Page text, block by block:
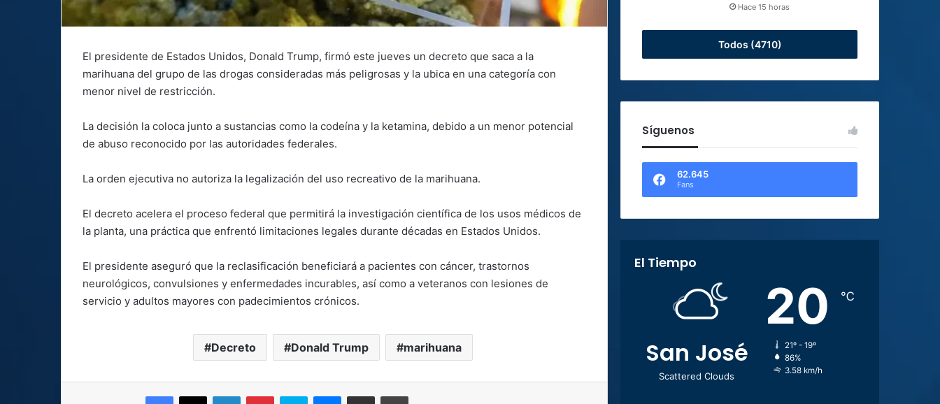
El presidente de Estados Unidos, Donald Trump, firmó este jueves un decreto que saca a la
marihuana del grupo de las drogas consideradas más peligrosas y la ubica en una categoría con
menor nivel de restricción.
La decisión la coloca junto a sustancias como la codeína y la ketamina, debido a un menor potencial
de abuso reconocido por las autoridades federales.
La orden ejecutiva no autoriza la legalización del uso recreativo de la marihuana.
El decreto acelera el proceso federal que permitirá la investigación científica de los usos médicos de
la planta, una práctica que enfrentó limitaciones legales durante décadas en Estados Unidos.
El presidente aseguró que la reclasificación beneficiará a pacientes con cáncer, trastornos
neurológicos, convulsiones y enfermedades incurables, así como a veteranos con lesiones de
servicio y adultos mayores con padecimientos crónicos.
Decreto Donald Trump marihuana
Facebook
X LinkedInPinterestSkype MessengerCompartir por correo electrónicoImprimir
Hace 15 horas
Todos (4710)
Síguenos
62.645
Fans
El Tiempo
San José
Scattered Clouds
20 ℃
21º - 19º
86%
3.58 km/h